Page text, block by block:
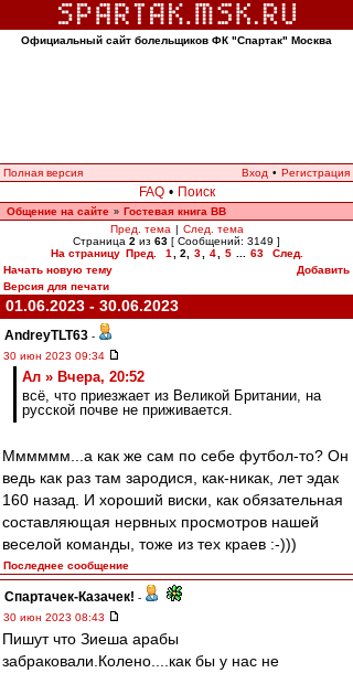
Официальный сайт болельщиков ФК "Спартак" Москва
Полная версия Вход • Регистрация
FAQ • Поиск
Общение на сайте » Гостевая книга ВВ
Пред. тема | След. тема
Страница 2 из 63 [ Сообщений: 3149 ]
На страницу Пред. 1 2 3 4 5 63
След.
Начать новую тему
Добавить
Версия для печати
01.06.2023 - 30.06.2023
AndreyTLT63 -
30 июн 2023 09:34
Ал » Вчера, 20:52
всё, что приезжает из Великой Британии, на
русской почве не приживается.
Мммммм...а как же сам по себе футбол-то? Он
ведь как раз там зародися, как-никак, лет эдак
160 назад. И хороший виски, как обязательная
составляющая нервных просмотров нашей
веселой команды, тоже из тех краев :-)))
Последнее сообщение
Спартачек-Казачек! -
30 июн 2023 08:43
Пишут что Зиеша арабы
забраковали.Колено....как бы у нас не